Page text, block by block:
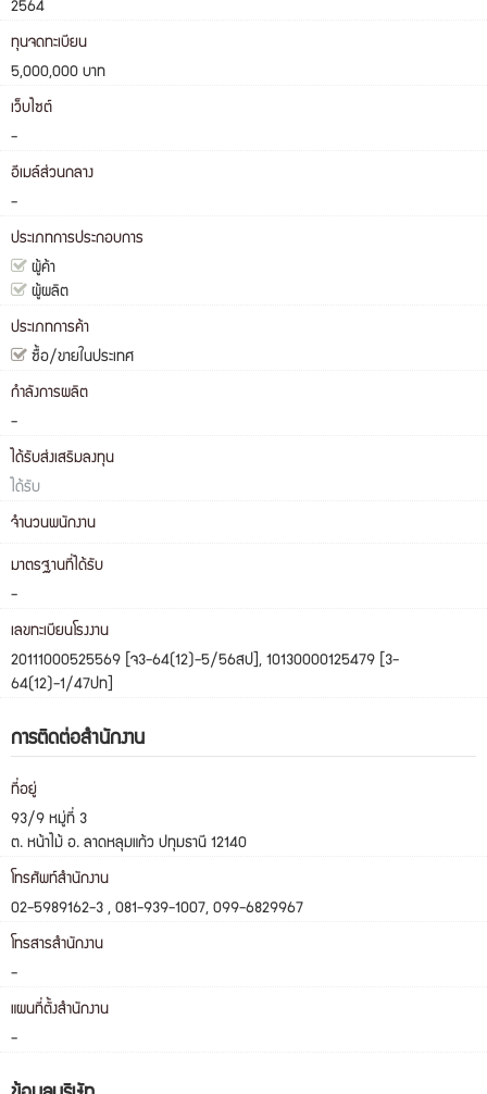
2564
ทุนจดทะเบียน
5,000,000 บาท
เว็บไซต์
-
อีเมล์ส่วนกลาง
-
ประเภทการประกอบการ
ผู้ค้า
ผู้ผลิต
ประเภทการค้า
ซื้อ/ขายในประเทศ
กำลังการผลิต
-
ได้รับส่งเสริมลงทุน
ได้รับ
จำนวนพนักงาน
มาตรฐานที่ได้รับ
-
เลขทะเบียนโรงงาน
20111000525569 [จ3-64(12)-5/56สป], 10130000125479 [3-
64(12)-1/47ปท]
การติดต่อสำนักงาน
ที่อยู่
93/9 หมู่ที่ 3
ต. หน้าไม้ อ. ลาดหลุมแก้ว ปทุมธานี 12140
โทรศัพท์สำนักงาน
02-5989162-3 , 081-939-1007, 099-6829967
โทรสารสำนักงาน
-
แผนที่ตั้งสำนักงาน
-